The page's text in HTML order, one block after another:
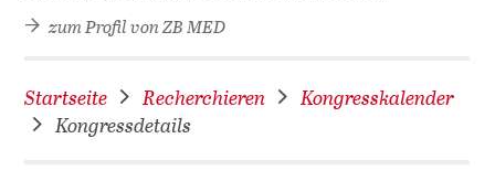
zum Profil von ZB MED
Startseite Recherchieren
Kongresskalender
Kongressdetails